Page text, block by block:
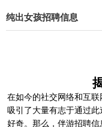
纯出女孩招聘信息
在如今的社交网络和互
吸引了大量有志于通过
好奇。那么，伴游招聘